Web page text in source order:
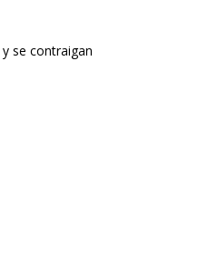
se contraigan